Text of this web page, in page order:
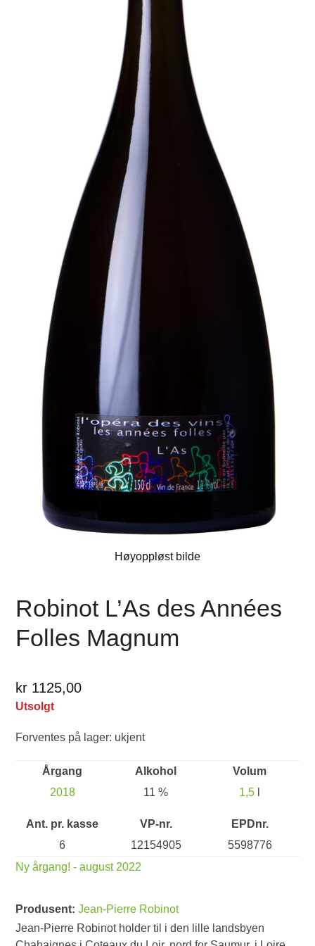
Høyoppløst bilde
Robinot L’As des Années
Folles Magnum
kr 1125,00
Utsolgt
Forventes på lager: ukjent
Årgang
2018
Alkohol
11 %
Volum
1,5
Ant. pr. kasse
6
VP-nr.
12154905
EPDnr.
5598776
Ny årgang! - august 2022
Produsent:Jean-Pierre Robinot
Jean-Pierre Robinot holder til i den lille landsbyen